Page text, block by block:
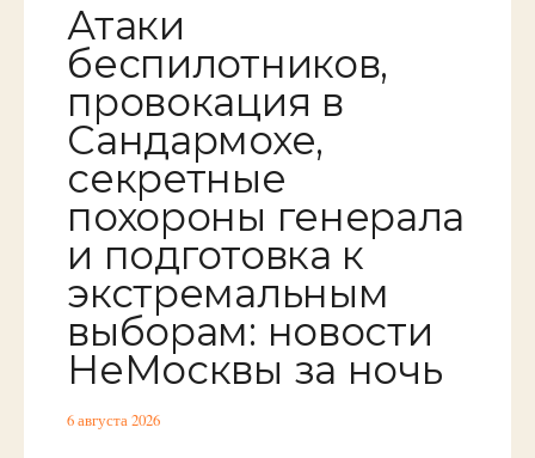
Атаки
беспилотников,
провокация в
Сандармохе,
секретные
похороны генерала
и подготовка к
экстремальным
выборам: новости
НеМосквы за ночь
6 августа 2026